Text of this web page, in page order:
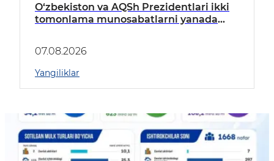
O‘zbekiston va AQSh Prezidentlari ikki
tomonlama munosabatlarni yanada
07.08.2026
Yangiliklar